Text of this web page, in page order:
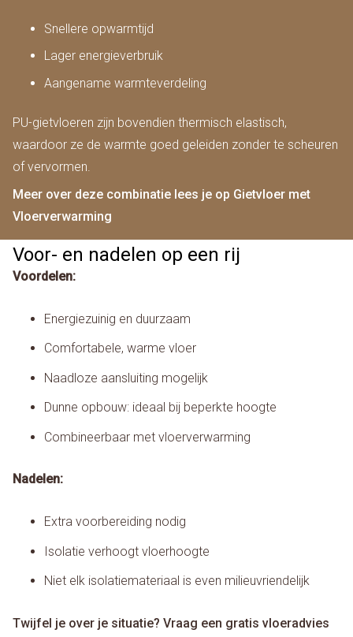
Snellere opwarmtijd
Lager energieverbruik
Aangename warmteverdeling
PU-gietvloeren zijn bovendien thermisch elastisch,
waardoor ze de warmte goed geleiden zonder te scheuren
of vervormen.
Meer over deze combinatie lees je op Gietvloer met
Vloerverwarming
Voor- en nadelen op een rij
Voordelen:
Energiezuinig en duurzaam
Comfortabele, warme vloer
Naadloze aansluiting mogelijk
Dunne opbouw: ideaal bij beperkte hoogte
Combineerbaar met vloerverwarming
Nadelen:
Extra voorbereiding nodig
Isolatie verhoogt vloerhoogte
Niet elk isolatiemateriaal is even milieuvriendelijk
Twijfel je over je situatie? Vraag een gratis vloeradvies